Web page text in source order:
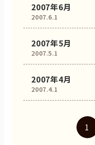
2007.6.1
2007年6月
2007.5.1
2007年5月
2007.4.1
2007年4月
1